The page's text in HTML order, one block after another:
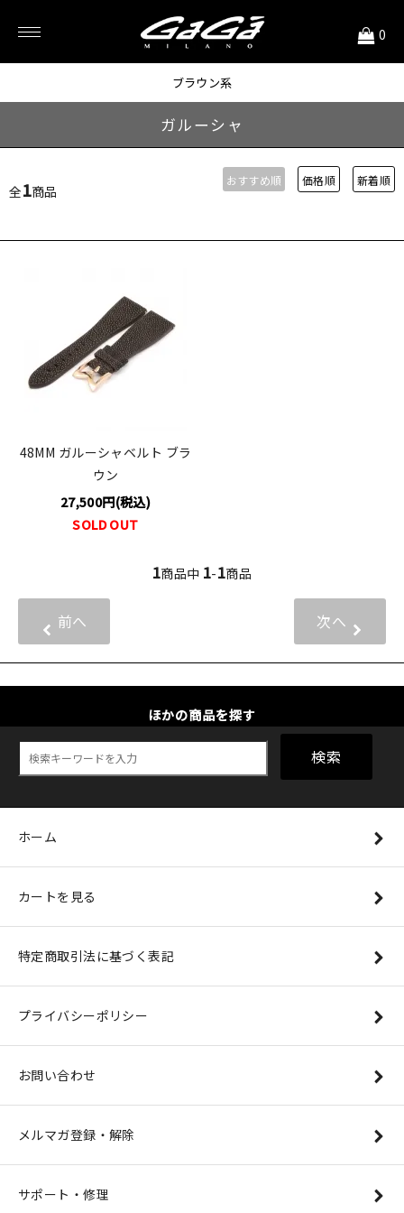
0
48mm用
ブラウン系
ガルーシャ
全1商品
おすすめ順 価格順 新着順
48MM ガルーシャベルト ブラ
ウン
27,500円(税込)
SOLD OUT
1商品中 1-1商品
前へ 次へ
ほかの商品を探す
検索
ホーム
カートを見る
特定商取引法に基づく表記
プライバシーポリシー
お問い合わせ
メルマガ登録・解除
サポート・修理